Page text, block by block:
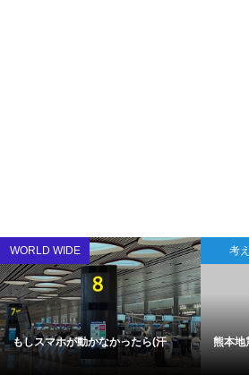
WORLD WIDE
もしスマホが動かなかったら(汗
考
熊本地